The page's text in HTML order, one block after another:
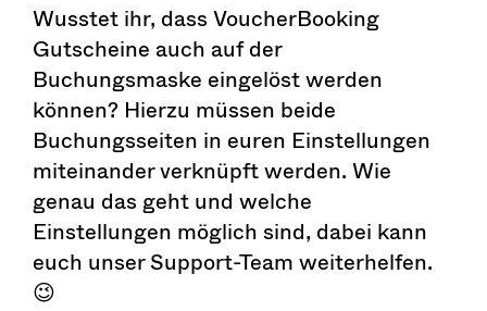
Wusstet ihr, dass VoucherBooking
Gutscheine auch auf der
Buchungsmaske eingelöst werden
können? Hierzu müssen beide
Buchungsseiten in euren Einstellungen
miteinander verknüpft werden. Wie
genau das geht und welche
Einstellungen möglich sind, dabei kann
euch unser Support-Team weiterhelfen.
😉